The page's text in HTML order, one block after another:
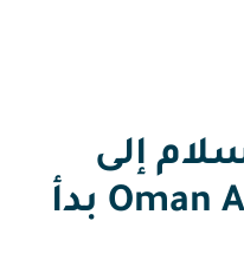
إلى
سريلانكا على Oman Air بدأ